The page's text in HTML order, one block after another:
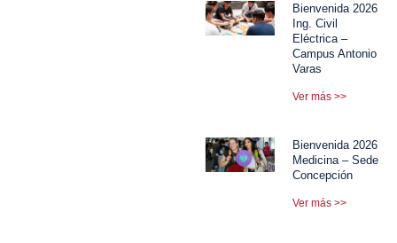
Bienvenida 2026
Ing. Civil
Eléctrica –
Campus Antonio
Varas
Ver más >>
Bienvenida 2026
Medicina – Sede
Concepción
Ver más >>